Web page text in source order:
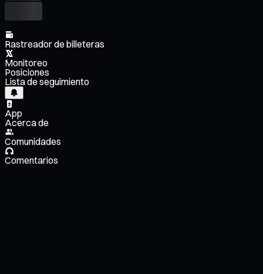
Rastreador de billeteras
Monitoreo
Posiciones
Lista de seguimiento
App
Acerca de
Comunidades
Comentarios